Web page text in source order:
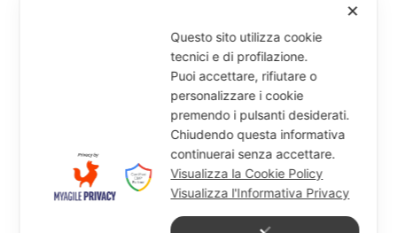
Via Degli Speziali, 161 (Blocco 32 Centergross) -
40050 Funo di Argelato (BO) - Italy
info@miragesrl.com
+39 051 8651711
✕
Questo sito utilizza cookie
tecnici e di profilazione.
Puoi accettare, rifiutare o
personalizzare i cookie
premendo i pulsanti desiderati.
Chiudendo questa informativa
continuerai senza accettare.
Visualizza la Cookie Policy
Visualizza l'Informativa Privacy